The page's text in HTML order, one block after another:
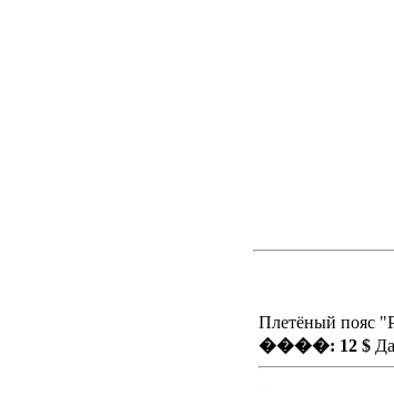
Плетёный пояс
����: 12 $